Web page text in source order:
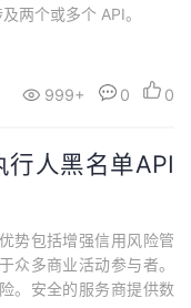
两个或多个 API。
999+ 0 0
人黑名单API
势包括增强信用风险管
众多商业活动参与者。
。安全的服务商提供数